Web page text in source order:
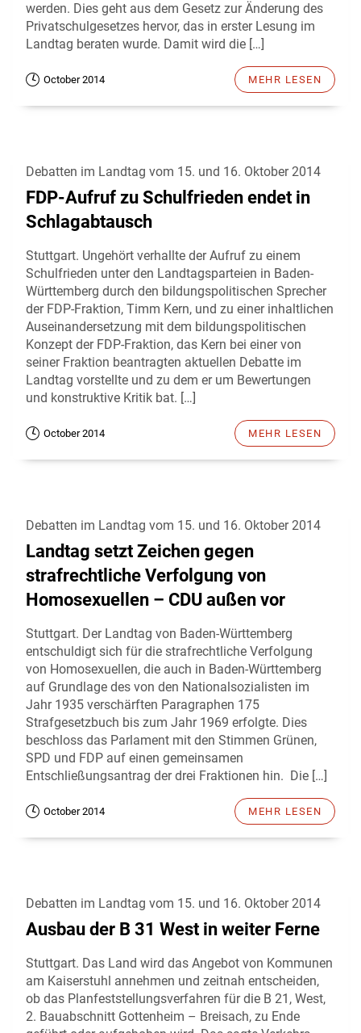
werden. Dies geht aus dem Gesetz zur Änderung des
Privatschulgesetzes hervor, das in erster Lesung im
Landtag beraten wurde. Damit wird die […]
October 2014 MEHR LESEN
Debatten im Landtag vom 15. und 16. Oktober 2014
FDP-Aufruf zu Schulfrieden endet in
Schlagabtausch
Stuttgart. Ungehört verhallte der Aufruf zu einem
Schulfrieden unter den Landtagsparteien in Baden-
Württemberg durch den bildungspolitischen Sprecher
der FDP-Fraktion, Timm Kern, und zu einer inhaltlichen
Auseinandersetzung mit dem bildungspolitischen
Konzept der FDP-Fraktion, das Kern bei einer von
seiner Fraktion beantragten aktuellen Debatte im
Landtag vorstellte und zu dem er um Bewertungen
und konstruktive Kritik bat. […]
October 2014 MEHR LESEN
Debatten im Landtag vom 15. und 16. Oktober 2014
Landtag setzt Zeichen gegen
strafrechtliche Verfolgung von
Homosexuellen – CDU außen vor
Stuttgart. Der Landtag von Baden-Württemberg
entschuldigt sich für die strafrechtliche Verfolgung
von Homosexuellen, die auch in Baden-Württemberg
auf Grundlage des von den Nationalsozialisten im
Jahr 1935 verschärften Paragraphen 175
Strafgesetzbuch bis zum Jahr 1969 erfolgte. Dies
beschloss das Parlament mit den Stimmen Grünen,
SPD und FDP auf einen gemeinsamen
Entschließungsantrag der drei Fraktionen hin. Die […]
October 2014 MEHR LESEN
Debatten im Landtag vom 15. und 16. Oktober 2014
Ausbau der B 31 West in weiter Ferne
Stuttgart. Das Land wird das Angebot von Kommunen
am Kaiserstuhl annehmen und zeitnah entscheiden,
ob das Planfeststellungsverfahren für die B 21, West,
2. Bauabschnitt Gottenheim – Breisach, zu Ende